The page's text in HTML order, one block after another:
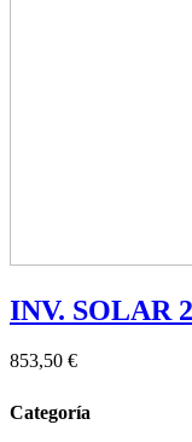
INV. SOLAR
853,50 €
Categoría